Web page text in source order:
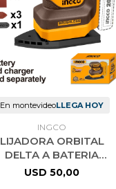
En montevideoLLEGA HOY
INGCO
LIJADORA ORBITAL
DELTA A BATERIA
P20S 20V + LIJAS
USD 50,00